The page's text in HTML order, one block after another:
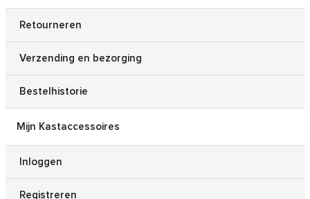
Retourneren
Verzending en bezorging
Bestelhistorie
Mijn Kastaccessoires
Inloggen
Registreren